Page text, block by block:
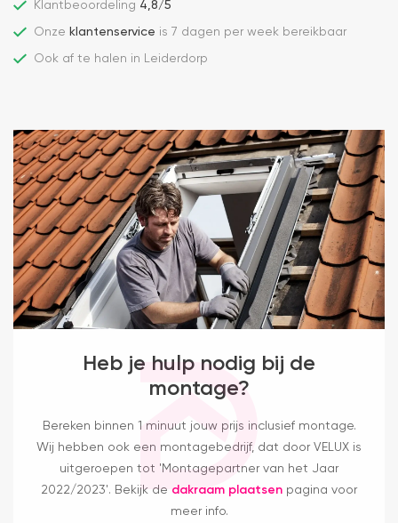
Klantbeoordeling 4,8/5
Onze klantenservice is 7 dagen per week bereikbaar
Ook af te halen in Leiderdorp
Heb je hulp nodig bij de
montage?
Bereken binnen 1 minuut jouw prijs inclusief montage.
Wij hebben ook een montagebedrijf, dat door VELUX is
uitgeroepen tot 'Montagepartner van het Jaar
2022/2023'. Bekijk de dakraam plaatsen pagina voor
meer info.